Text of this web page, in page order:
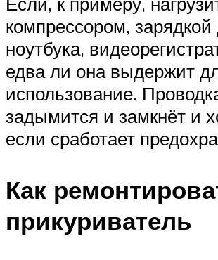
компрессором, зарядкой
ноутбука,
едва ли она выдержит
использование.
задымится и замкнёт и
если сработает
Как
прикуриватель